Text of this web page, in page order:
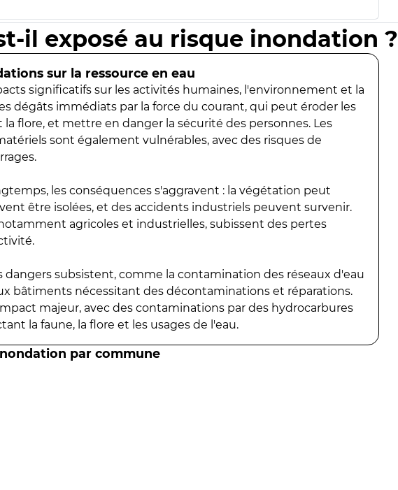
il exposé au risque inondation ?
sur la ressource en eau
significatifs sur les activités humaines, l'environnement et la
dégâts immédiats par la force du courant, qui peut éroder les
flore, et mettre en danger la sécurité des personnes. Les
sont également vulnérables, avec des risques de
les conséquences s'aggravent : la végétation peut
être isolées, et des accidents industriels peuvent survenir.
agricoles et industrielles, subissent des pertes
dangers subsistent, comme la contamination des réseaux d'eau
bâtiments nécessitant des décontaminations et réparations.
majeur, avec des contaminations par des hydrocarbures
la faune, la flore et les usages de l'eau.
par commune